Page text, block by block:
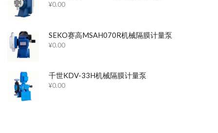
¥0.00
SEKO赛高MSAH070R机械隔膜计量泵
¥0.00
千世KDV-33H机械隔膜计量泵
¥0.00